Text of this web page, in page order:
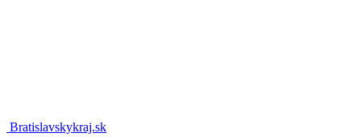
Bratislavskykraj.sk